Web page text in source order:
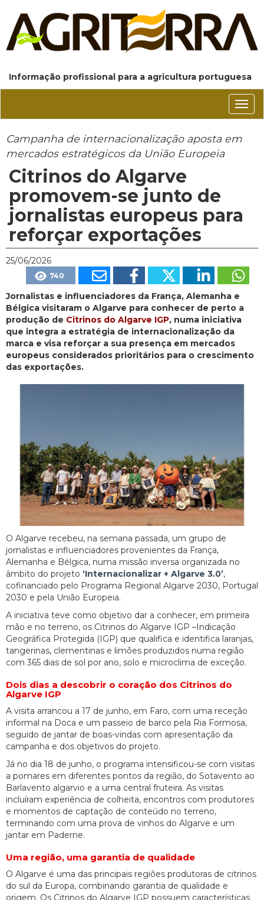
Informação profissional para a agricultura portuguesa
Campanha de internacionalização aposta em
mercados estratégicos da União Europeia
Citrinos do Algarve
promovem-se junto de
jornalistas europeus para
reforçar exportações
25/06/2026
740
Jornalistas e influenciadores da França, Alemanha e
Bélgica visitaram o Algarve para conhecer de perto a
produção de Citrinos do Algarve IGP, numa iniciativa
que integra a estratégia de internacionalização da
marca e visa reforçar a sua presença em mercados
europeus considerados prioritários para o crescimento
das exportações.
O Algarve recebeu, na semana passada, um grupo de
jornalistas e influenciadores provenientes da França,
Alemanha e Bélgica, numa missão inversa organizada no
âmbito do projeto ‘Internacionalizar + Algarve 3.0’,
cofinanciado pelo Programa Regional Algarve 2030, Portugal
2030 e pela União Europeia.
A iniciativa teve como objetivo dar a conhecer, em primeira
mão e no terreno, os Citrinos do Algarve IGP –Indicação
Geográfica Protegida (IGP) que qualifica e identifica laranjas,
tangerinas, clementinas e limões produzidos numa região
com 365 dias de sol por ano, solo e microclima de exceção.
Dois dias a descobrir o coração dos Citrinos do
Algarve IGP
A visita arrancou a 17 de junho, em Faro, com uma receção
informal na Doca e um passeio de barco pela Ria Formosa,
seguido de jantar de boas-vindas com apresentação da
campanha e dos objetivos do projeto.
Já no dia 18 de junho, o programa intensificou-se com visitas
a pomares em diferentes pontos da região, do Sotavento ao
Barlavento algarvio e a uma central fruteira. As visitas
incluíram experiência de colheita, encontros com produtores
e momentos de captação de conteúdo no terreno,
terminando com uma prova de vinhos do Algarve e um
jantar em Paderne.
Uma região, uma garantia de qualidade
O Algarve é uma das principais regiões produtoras de citrinos
do sul da Europa, combinando garantia de qualidade e
origem. Os Citrinos do Algarve IGP possuem características